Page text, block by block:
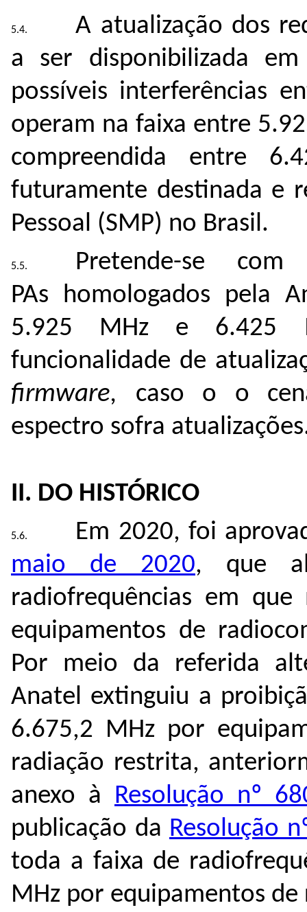
A atualização dos
a ser disponibilizada
possíveis interferências
operam na faixa entre
compreendida entre
futuramente destinada e
Pessoal (SMP) no Brasil.
Pretende-se
PAs homologados pela
5.925 MHz e 6.425
funcionalidade de
firmware, caso o o
espectro sofra
II. DO HISTÓRICO
Em 2020, foi
maio de 2020, que
radiofrequências em
equipamentos de
Por meio da referida
Anatel extinguiu a
6.675,2 MHz por
radiação restrita,
anexo à Resolução nº
publicação da Resolução
toda a faixa de
MHz por equipamentos